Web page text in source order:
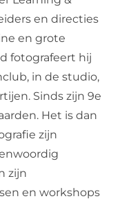
en directies
en grote
fotografeert hij
in de studio,
Sinds zijn 9e
Het is dan
zijn
zijn
en workshops